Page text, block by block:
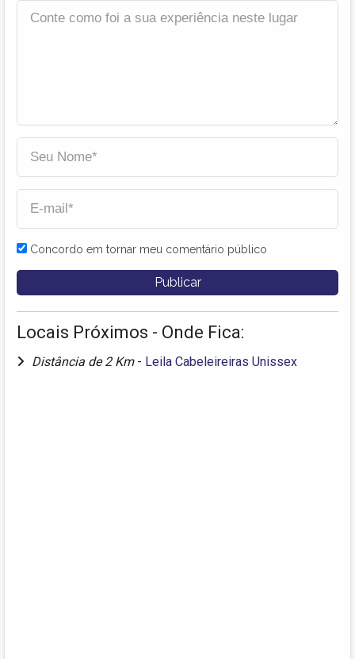
Concordo em tornar meu comentário público
Locais Próximos - Onde Fica:
Distância de 2 Km - Leila Cabeleireiras Unissex